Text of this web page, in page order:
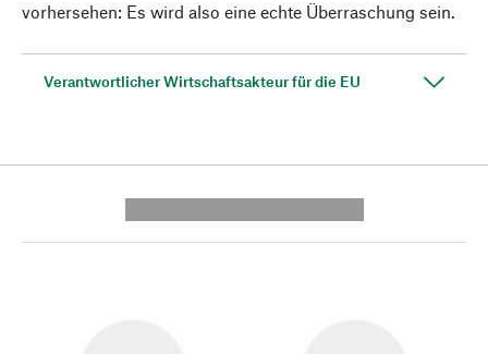
vorhersehen: Es wird also eine echte Überraschung sein.
Verantwortlicher Wirtschaftsakteur für die EU